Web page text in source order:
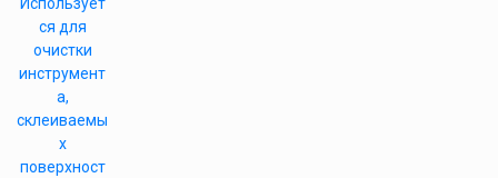
ся для
очистки
инструмент
а,
склеиваемы
х
поверхност